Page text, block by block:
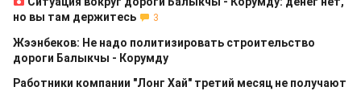
но вы там держитесь
3
Жээнбеков: Не надо политизировать строительство
дороги Балыкчы - Корумду
Работники компании "Лонг Хай" третий месяц не получают